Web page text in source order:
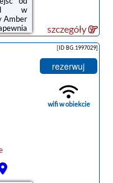
w
Amber
300
W
szczegóły
[ID BG.1997029]
rezerwuj
wifi w obiekcie